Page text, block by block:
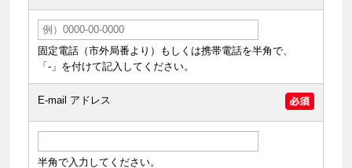
固定電話（市外局番より）もしくは携帯電話を半角で、
「-」を付けて記入してください。
E-mail アドレス
半角で入力してください。